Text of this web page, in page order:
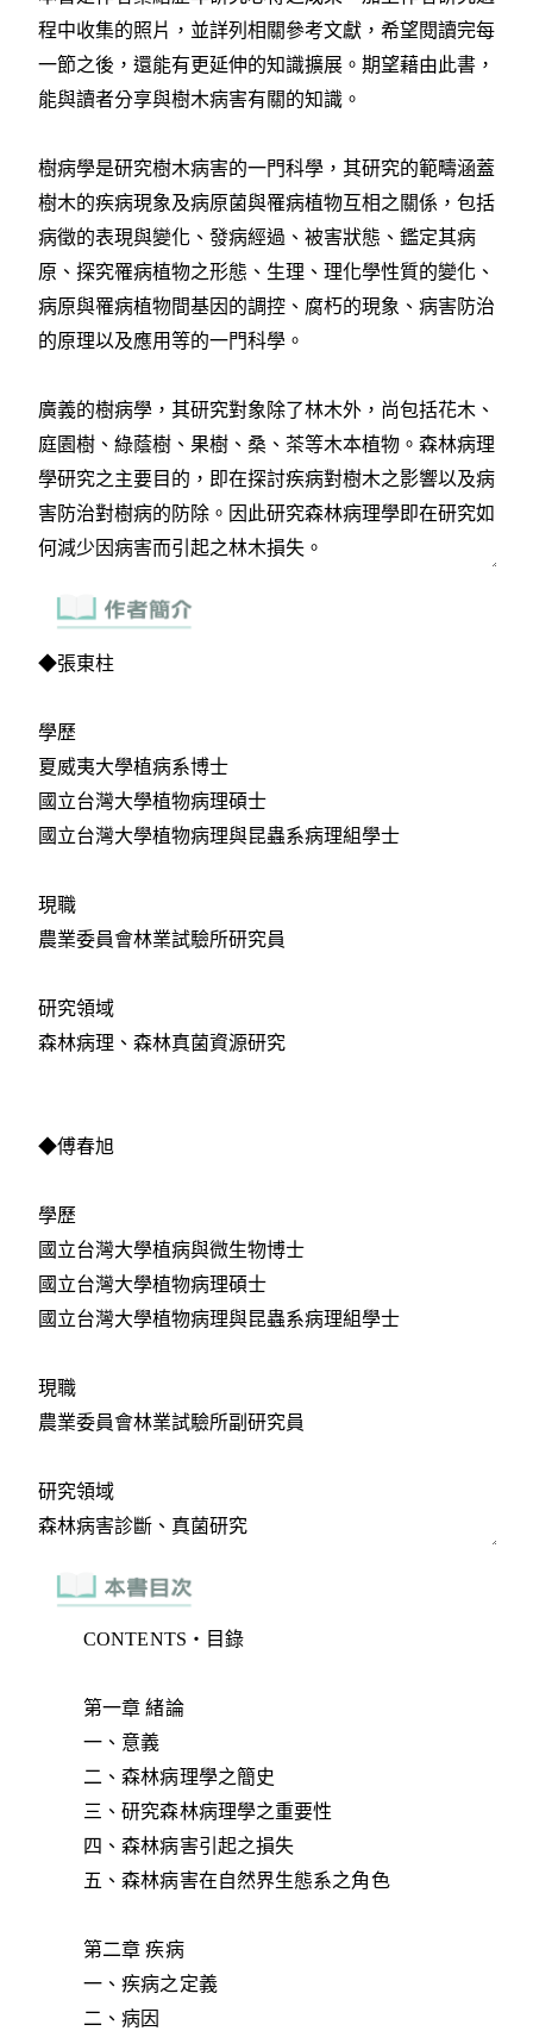
CONTENTS‧目錄
第一章 緒論
一、意義
二、森林病理學之簡史
三、研究森林病理學之重要性
四、森林病害引起之損失
五、森林病害在自然界生態系之角色
第二章 疾病
一、疾病之定義
二、病因